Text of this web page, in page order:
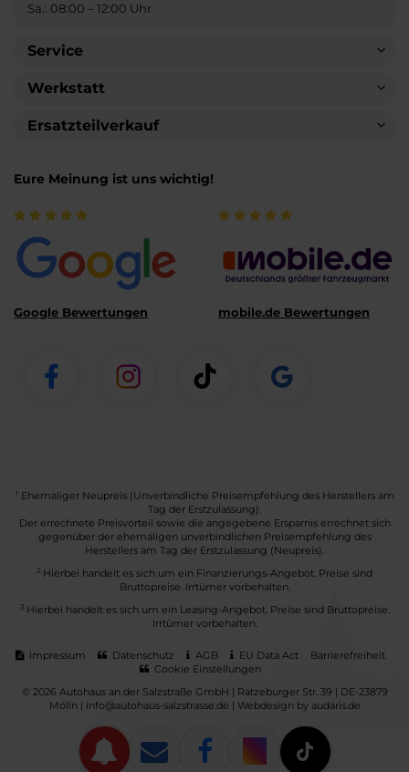
Sa.: 08:00 – 12:00 Uhr
Service
Werkstatt
Ersatzteilverkauf
Eure Meinung ist uns wichtig!
Google Bewertungen mobile.de Bewertungen
1 Ehemaliger Neupreis (Unverbindliche Preisempfehlung des Herstellers am
Tag der Erstzulassung).
Der errechnete Preisvorteil sowie die angegebene Ersparnis errechnet sich
gegenüber der ehemaligen unverbindlichen Preisempfehlung des
Herstellers am Tag der Erstzulassung (Neupreis).
2 Hierbei handelt es sich um ein Finanzierungs-Angebot. Preise sind
Bruttopreise. Irrtümer vorbehalten.
3 Hierbei handelt es sich um ein Leasing-Angebot. Preise sind Bruttopreise.
Irrtümer vorbehalten.
Impressum Datenschutz AGB EU Data Act
Barrierefreiheit
Cookie Einstellungen
© 2026 Autohaus an der Salzstraße GmbH | Ratzeburger Str. 39 | DE-23879
Mölln | info@autohaus-salzstrasse.de | Webdesign by audaris.de